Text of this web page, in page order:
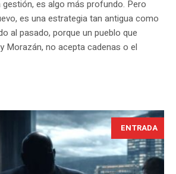
gestión, es algo más profundo. Pero
es una estrategia tan antigua como
al pasado, porque un pueblo que
Morazán, no acepta cadenas o el
ENTRADA